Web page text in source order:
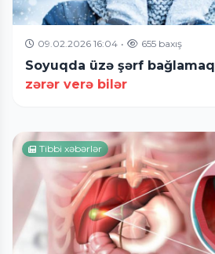
09.02.2026 16:04 • 655 baxış
Soyuqda üzə şərf bağlamaq
zərər verə bilər
Tibbi xəbərlər